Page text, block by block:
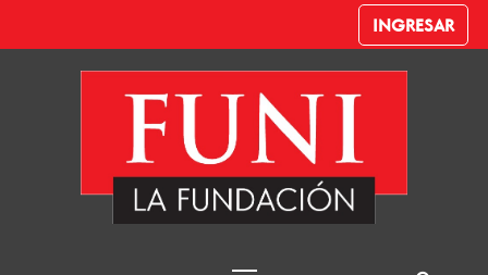
INGRESAR
Despachante de
Aduana